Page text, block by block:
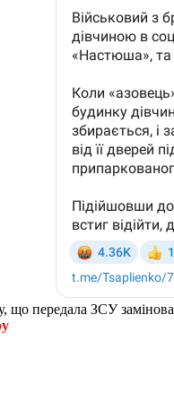
що передала ЗСУ